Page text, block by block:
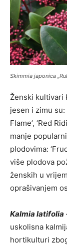
Skimmia japonica
Ženski kultivari
jesen i zimu su:
Flame’, ‘Red
manje
plodovima:
više plodova
ženskih u
oprašivanjem
Kalmia latifolia
uskolisna
hortikulturi